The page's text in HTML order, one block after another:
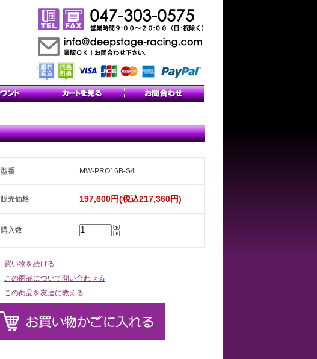
型番 MW-PRO16B-S4
販売価格 197,600円(税込217,360円)
購入数
買い物を続ける
この商品について問い合わせる
この商品を友達に教える